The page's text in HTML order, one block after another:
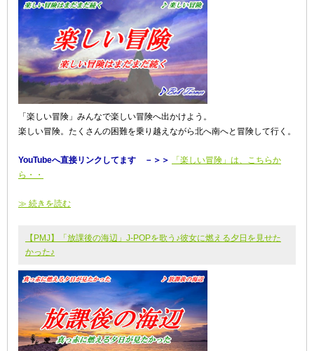
「楽しい冒険」みんなで楽しい冒険へ出かけよう。
楽しい冒険。たくさんの困難を乗り越えながら北へ南へと冒険して行く。
YouTubeへ直接リンクしてます －＞＞
「楽しい冒険」は、こちらか
ら・・
≫ 続きを読む
【PMJ】「放課後の海辺」J-POPを歌う♪彼女に燃える夕日を見せた
かった♪